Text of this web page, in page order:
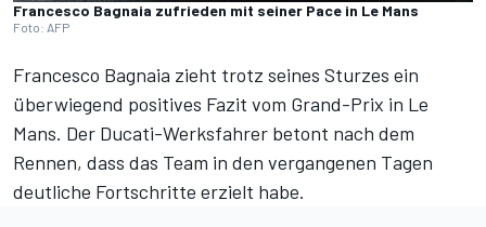
Francesco Bagnaia zufrieden mit seiner Pace in Le Mans
Foto: AFP
Francesco Bagnaia zieht trotz seines Sturzes ein
überwiegend positives Fazit vom Grand-Prix in Le
Mans. Der Ducati-Werksfahrer betont nach dem
Rennen, dass das Team in den vergangenen Tagen
deutliche Fortschritte erzielt habe.